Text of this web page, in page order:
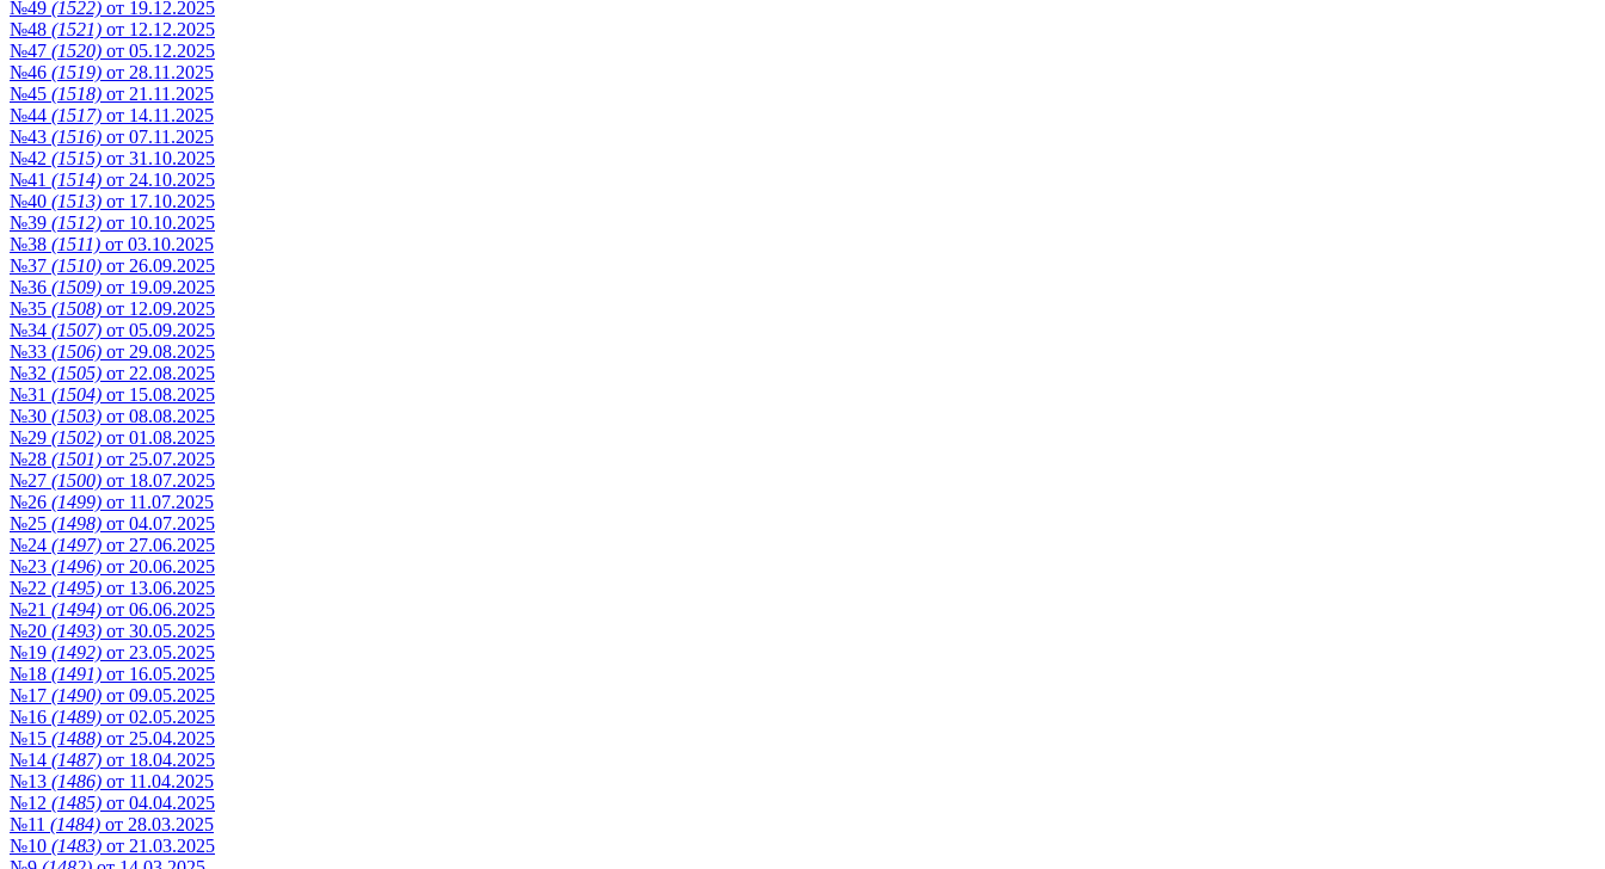
№49 (1522) от 19.12.2025
№48 (1521) от 12.12.2025
№47 (1520) от 05.12.2025
№46 (1519) от 28.11.2025
№45 (1518) от 21.11.2025
№44 (1517) от 14.11.2025
№43 (1516) от 07.11.2025
№42 (1515) от 31.10.2025
№41 (1514) от 24.10.2025
№40 (1513) от 17.10.2025
№39 (1512) от 10.10.2025
№38 (1511) от 03.10.2025
№37 (1510) от 26.09.2025
№36 (1509) от 19.09.2025
№35 (1508) от 12.09.2025
№34 (1507) от 05.09.2025
№33 (1506) от 29.08.2025
№32 (1505) от 22.08.2025
№31 (1504) от 15.08.2025
№30 (1503) от 08.08.2025
№29 (1502) от 01.08.2025
№28 (1501) от 25.07.2025
№27 (1500) от 18.07.2025
№26 (1499) от 11.07.2025
№25 (1498) от 04.07.2025
№24 (1497) от 27.06.2025
№23 (1496) от 20.06.2025
№22 (1495) от 13.06.2025
№21 (1494) от 06.06.2025
№20 (1493) от 30.05.2025
№19 (1492) от 23.05.2025
№18 (1491) от 16.05.2025
№17 (1490) от 09.05.2025
№16 (1489) от 02.05.2025
№15 (1488) от 25.04.2025
№14 (1487) от 18.04.2025
№13 (1486) от 11.04.2025
№12 (1485) от 04.04.2025
№11 (1484) от 28.03.2025
№10 (1483) от 21.03.2025